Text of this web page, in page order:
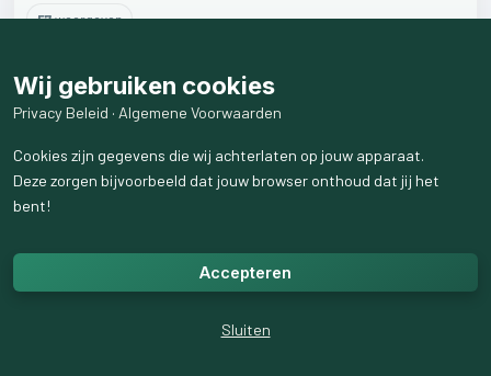
57weergaven
Wij gebruiken cookies
Privacy Beleid · Algemene Voorwaarden
Cookies zijn gegevens die wij achterlaten op jouw apparaat.
Deze zorgen bijvoorbeeld dat jouw browser onthoud dat jij het
bent!
Accepteren
Sluiten